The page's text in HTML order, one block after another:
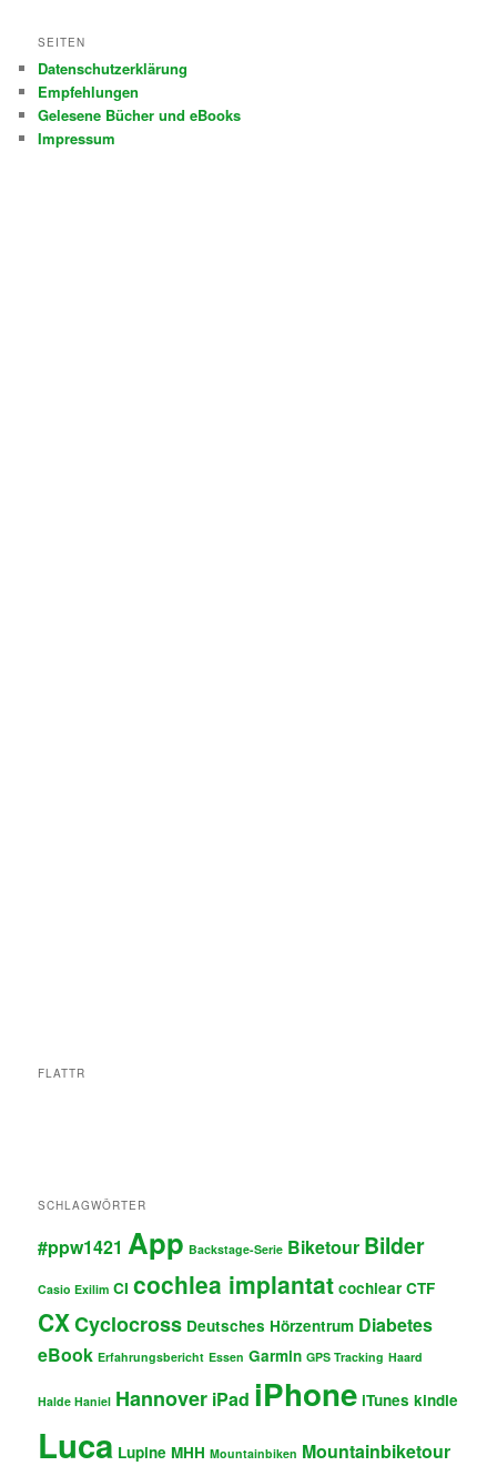
SEITEN
Datenschutzerklärung
Empfehlungen
Gelesene Bücher und eBooks
Impressum
FLATTR
SCHLAGWÖRTER
#ppw1421 App Backstage-Serie Biketour Bilder
Casio Exilim CI cochlea implantat cochlear CTF
CXCyclocross Deutsches Hörzentrum Diabetes
eBook Erfahrungsbericht Essen Garmin GPS Tracking Haard
Halde Haniel Hannover iPad iPhone iTunes kindle
Luca Lupine MHH Mountainbiken Mountainbiketour